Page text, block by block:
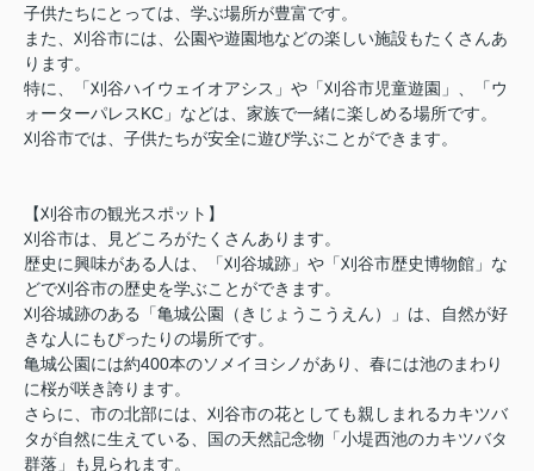
子供たちにとっては、学ぶ場所が豊富です。
また、刈谷市には、公園や遊園地などの楽しい施設もたくさんあ
ります。
特に、「刈谷ハイウェイオアシス」や「刈谷市児童遊園」、「ウ
ォーターパレスKC」などは、家族で一緒に楽しめる場所です。
刈谷市では、子供たちが安全に遊び学ぶことができます。
【刈谷市の観光スポット】
刈谷市は、見どころがたくさんあります。
歴史に興味がある人は、「刈谷城跡」や「刈谷市歴史博物館」な
どで刈谷市の歴史を学ぶことができます。
刈谷城跡のある「亀城公園（きじょうこうえん）」は、自然が好
きな人にもぴったりの場所です。
亀城公園には約400本のソメイヨシノがあり、春には池のまわり
に桜が咲き誇ります。
さらに、市の北部には、刈谷市の花としても親しまれるカキツバ
タが自然に生えている、国の天然記念物「小堤西池のカキツバタ
群落」も見られます。